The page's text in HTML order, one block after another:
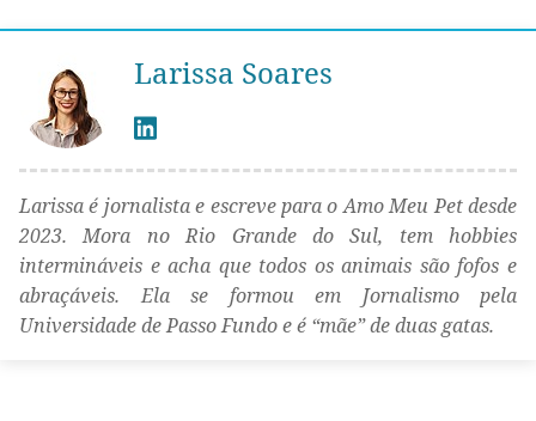
Larissa Soares
Larissa é jornalista e escreve para o Amo Meu Pet desde
2023. Mora no Rio Grande do Sul, tem hobbies
intermináveis e acha que todos os animais são fofos e
abraçáveis. Ela se formou em Jornalismo pela
Universidade de Passo Fundo e é “mãe” de duas gatas.